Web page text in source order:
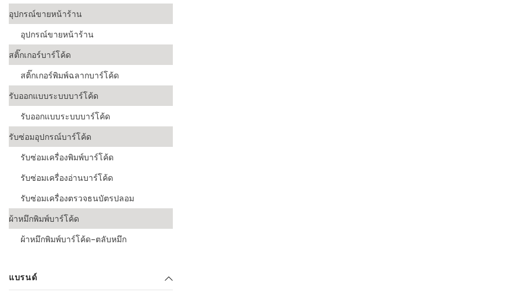
อุปกรณ์ขายหน้าร้าน
อุปกรณ์ขายหน้าร้าน
สติ๊กเกอร์บาร์โค้ด
สติ๊กเกอร์พิมพ์ฉลากบาร์โค้ด
รับออกแบบระบบบาร์โค้ด
รับออกแบบระบบบาร์โค้ด
รับซ่อมอุปกรณ์บาร์โค้ด
รับซ่อมเครื่องพิมพ์บาร์โค้ด
รับซ่อมเครื่องอ่านบาร์โค้ด
รับซ่อมเครื่องตรวจธนบัตรปลอม
ผ้าหมึกพิมพ์บาร์โค้ด
ผ้าหมึกพิมพ์บาร์โค้ด-ตลับหมึก
แบรนด์